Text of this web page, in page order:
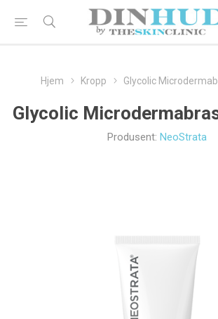
Hjem Kropp Glycolic
Glycolic
Produsent: NeoStrata